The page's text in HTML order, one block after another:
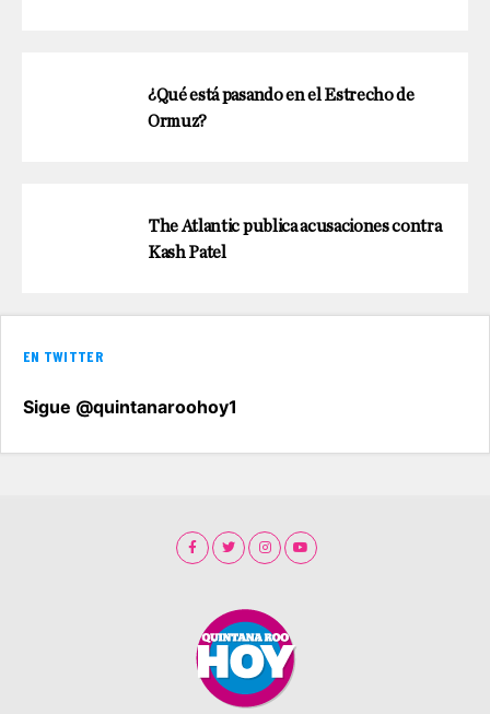
¿Qué está pasando en el Estrecho de
Ormuz?
The Atlantic publica acusaciones contra
Kash Patel
EN TWITTER
Sigue @quintanaroohoy1